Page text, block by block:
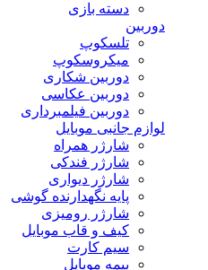
دسته بازی
دوربین
تلسکوپ
میکروسکوپ
دوربین شکاری
دوربین عکاسی
دوربین فیلمبرداری
لوازم جانبی موبایل
شارژر همراه
شارژر فندکی
شارژر دیواری
پایه نگهدارنده گوشی
شارژر رومیزی
کیف و قاب موبایل
سیم کارت
بیمه موبایل